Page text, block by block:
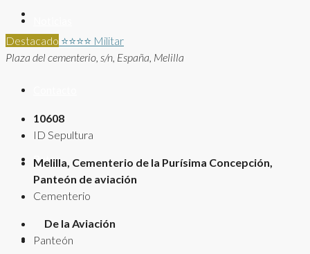
Rutas
Destacado ⭐⭐⭐⭐ Militar
Plaza del cementerio, s/n, España, Melilla
10608
ID Sepultura
Melilla, Cementerio de la Purísima Concepción,
Panteón de aviación
Cementerio
De la Aviación
Panteón